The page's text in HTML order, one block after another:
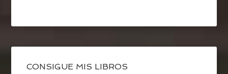
CONSIGUE MIS LIBROS